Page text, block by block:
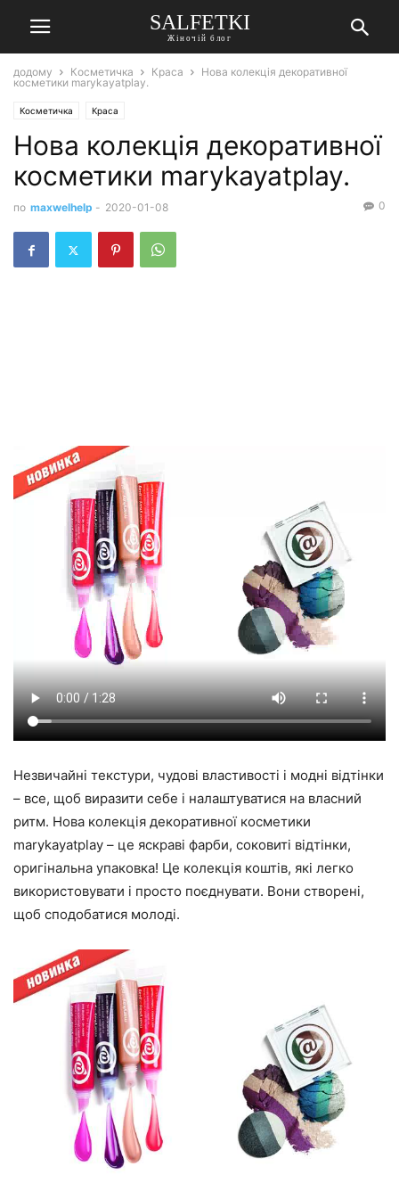
SALFETKI
Жіночій блог
додому Косметичка Краса
Нова колекція декоративної
косметики marykayatplay.
Косметичка Краса
Нова колекція декоративної
косметики marykayatplay.
по maxwelhelp - 2020-01-08 0
Незвичайні текстури, чудові властивості і модні відтінки
– все, щоб виразити себе і налаштуватися на власний
ритм. Нова колекція декоративної косметики
marykayatplay – це яскраві фарби, соковиті відтінки,
оригінальна упаковка! Це колекція коштів, які легко
використовувати і просто поєднувати. Вони створені,
щоб сподобатися молоді.